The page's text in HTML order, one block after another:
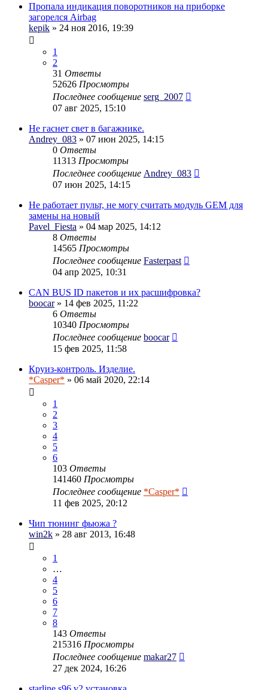
Пропала индикация поворотников на приборке
загорелся Airbag
kepik » 24 ноя 2016, 19:39
1
2
31 Ответы
52626 Просмотры
Последнее сообщение serg_2007
07 авг 2025, 15:10
Не гаснет свет в багажнике.
Andrey_083 » 07 июн 2025, 14:15
0 Ответы
11313 Просмотры
Последнее сообщение Andrey_083
07 июн 2025, 14:15
Не работает пульт, не могу считать модуль GEM для
замены на новый
Pavel_Fiesta » 04 мар 2025, 14:12
8 Ответы
14565 Просмотры
Последнее сообщение Fasterpast
04 апр 2025, 10:31
CAN BUS ID пакетов и их расшифровка?
boocar» 14 фев 2025, 11:22
6 Ответы
10340 Просмотры
Последнее сообщение boocar
15 фев 2025, 11:58
Круиз-контроль. Изделие.
*Casper* » 06 май 2020, 22:14
1
2
3
4
5
6
103 Ответы
141460 Просмотры
Последнее сообщение *Casper*
11 фев 2025, 20:12
Чип тюнинг фьюжа ?
win2k » 28 авг 2013, 16:48
1
…
4
5
6
7
8
143 Ответы
215316 Просмотры
Последнее сообщение makar27
27 дек 2024, 16:26